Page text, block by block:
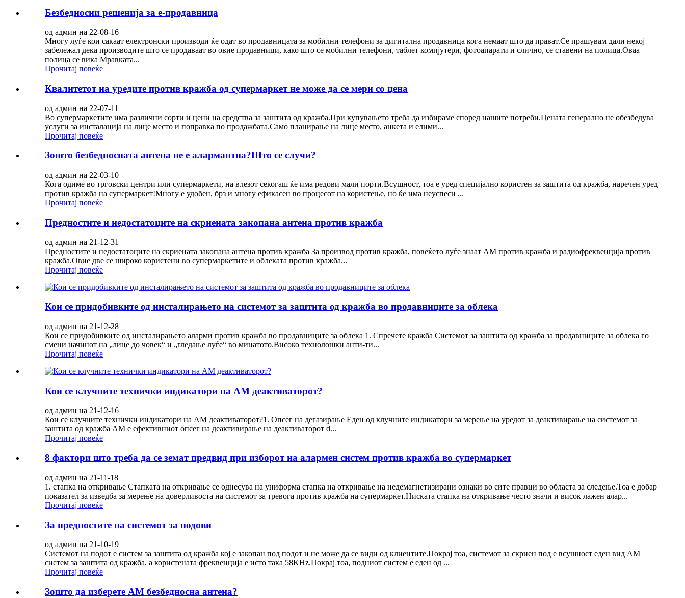
Безбедносни решенија за е-продавница
од админ на 22-08-16
Многу луѓе кои сакаат електронски производи ќе одат во продавницата за мобилни телефони за дигитална продавница кога немаат што да прават.Се прашувам дали некој
забележал дека производите што се продаваат во овие продавници, како што се мобилни телефони, таблет компјутери, фотоапарати и слично, се ставени на полица.Оваа
полица се вика Мравката...
Прочитај повеќе
Квалитетот на уредите против кражба од супермаркет не може да се мери со цена
од админ на 22-07-11
Во супермаркетите има различни сорти и цени на средства за заштита од кражба.При купувањето треба да избираме според нашите потреби.Цената генерално не обезбедува
услуги за инсталација на лице место и поправка по продажбата.Само планирање на лице место, анкета и елими...
Прочитај повеќе
Зошто безбедносната антена не е алармантна?Што се случи?
од админ на 22-03-10
Кога одиме во трговски центри или супермаркети, на влезот секогаш ќе има редови мали порти.Всушност, тоа е уред специјално користен за заштита од кражба, наречен уред
против кражба на супермаркет!Многу е удобен, брз и многу ефикасен во процесот на користење, но ќе има неуспеси ...
Прочитај повеќе
Предностите и недостатоците на скриената закопана антена против кражба
од админ на 21-12-31
Предностите и недостатоците на скриената закопана антена против кражба За производ против кражба, повеќето луѓе знаат AM против кражба и радиофреквенција против
кражба.Овие две се широко користени во супермаркетите и облеката против кражба...
Прочитај повеќе
Кои се придобивките од инсталирањето на системот за заштита од кражба во продавниците за облека
од админ на 21-12-28
Кои се придобивките од инсталирањето аларми против кражба во продавниците за облека 1. Спречете кражба Системот за заштита од кражба за продавниците за облека го
смени начинот на „лице до човек“ и „гледање луѓе“ во минатото.Високо технолошки анти-ти...
Прочитај повеќе
Кои се клучните технички индикатори на AM деактиваторот?
од админ на 21-12-16
Кои се клучните технички индикатори на AM деактиваторот?1. Опсег на дегазирање Еден од клучните индикатори за мерење на уредот за деактивирање на системот за
заштита од кражба AM е ефективниот опсег на деактивирање на деактиваторот d...
Прочитај повеќе
8 фактори што треба да се земат предвид при изборот на алармен систем против кражба во супермаркет
од админ на 21-11-18
1. стапка на откривање Стапката на откривање се однесува на униформа стапка на откривање на недемагнетизирани ознаки во сите правци во областа за следење.Тоа е добар
показател за изведба за мерење на доверливоста на системот за тревога против кражба на супермаркет.Ниската стапка на откривање често значи и висок лажен алар...
Прочитај повеќе
За предностите на системот за подови
од админ на 21-10-19
Системот на подот е систем за заштита од кражба кој е закопан под подот и не може да се види од клиентите.Покрај тоа, системот за скриен под е всушност еден вид AM
систем за заштита од кражба, а користената фреквенција е исто така 58KHz.Покрај тоа, подниот систем е еден од ...
Прочитај повеќе
Зошто да изберете AM безбедносна антена?